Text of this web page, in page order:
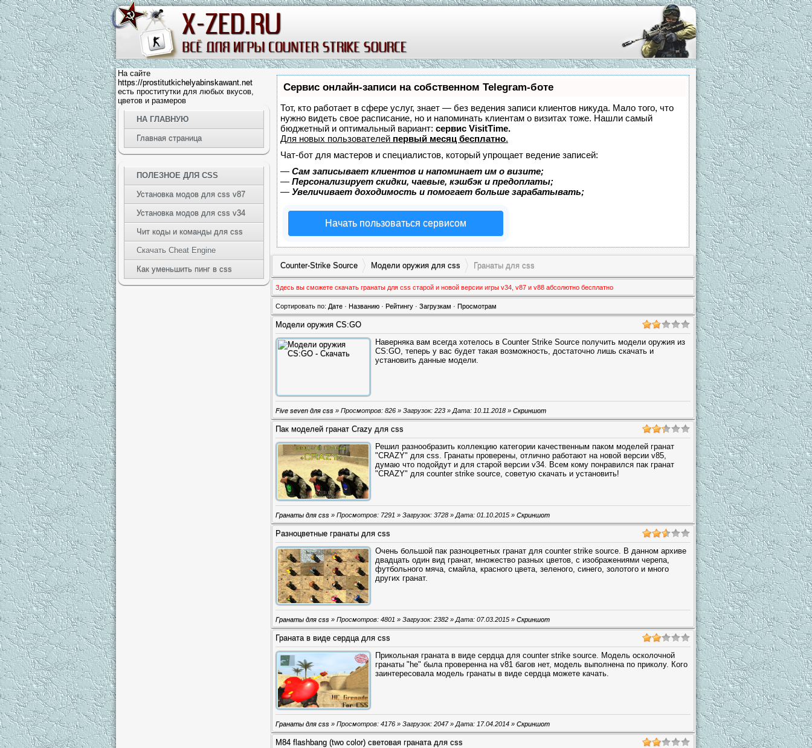
Сервис онлайн-записи на собственном Telegram-боте
Тот, кто работает в сфере услуг, знает — без ведения записи клиентов никуда. Мало того, что
нужно видеть свое расписание, но и напоминать клиентам о визитах тоже. Нашли самый
бюджетный и оптимальный вариант: сервис VisitTime.
Для новых пользователей первый месяц бесплатно.
Чат-бот для мастеров и специалистов, который упрощает ведение записей:
— Сам записывает клиентов и напоминает им о визите;
— Персонализирует скидки, чаевые, кэшбэк и предоплаты;
— Увеличивает доходимость и помогает больше зарабатывать;
Начать пользоваться сервисом
Counter-Strike Source Модели оружия для css Гранаты для css
Здесь вы сможете скачать гранаты для css старой и новой версии игры v34, v87 и v88 абсолютно бесплатно
Сортировать по: Дате · Названию · Рейтингу · Загрузкам · Просмотрам
Модели оружия CS:GO
Наверняка вам всегда хотелось в Counter Strike Source получить модели оружия из
CS:GO, теперь у вас будет такая возможность, достаточно лишь скачать и
установить данные модели.
Five seven для css » Просмотров: 826 » Загрузок: 223 » Дата: 10.11.2018 » Скриншот
Пак моделей гранат Crazy для css
Решил разнообразить коллекцию категории качественным паком моделей гранат
"CRAZY" для css. Гранаты проверены, отлично работают на новой версии v85,
думаю что подойдут и для старой версии v34. Всем кому понравился пак гранат
"CRAZY" для counter strike source, советую скачать и установить!
Гранаты для css » Просмотров: 7291 » Загрузок: 3728 » Дата: 01.10.2015 » Скриншот
Разноцветные гранаты для css
Очень большой пак разноцветных гранат для counter strike source. В данном архиве
двадцать один вид гранат, множество разных цветов, с изображениями черепа,
футбольного мяча, смайла, красного цвета, зеленого, синего, золотого и много
других гранат.
Гранаты для css » Просмотров: 4801 » Загрузок: 2382 » Дата: 07.03.2015 » Скриншот
Граната в виде сердца для css
Прикольная граната в виде сердца для counter strike source. Модель осколочной
гранаты "he" была проверенна на v81 багов нет, модель выполнена по приколу. Кого
заинтересовала модель гранаты в виде сердца можете качать.
Гранаты для css » Просмотров: 4176 » Загрузок: 2047 » Дата: 17.04.2014 » Скриншот
M84 flashbang (two color) световая граната для css
На сайте
https://prostitutkichelyabinskawant.net
есть проститутки для любых вкусов,
цветов и размеров
НА ГЛАВНУЮ
Главная страница
ПОЛЕЗНОЕ ДЛЯ CSS
Установка модов для css v87
Установка модов для css v34
Чит коды и команды для css
Скачать Cheat Engine
Как уменьшить пинг в css